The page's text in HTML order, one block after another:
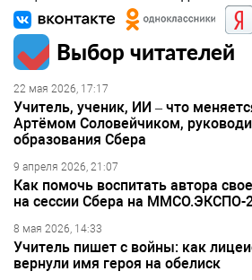
Выбор читателей
22 мая 2026, 17:17
Учитель, ученик, ИИ – что
Артёмом Соловейчиком,
образования Сбера
9 апреля 2026, 21:07
Как помочь воспитать автора
на сессии Сбера на ММСО.ЭКСПО-
8 мая 2026, 14:33
Учитель пишет с войны: как
вернули имя героя на обелиск